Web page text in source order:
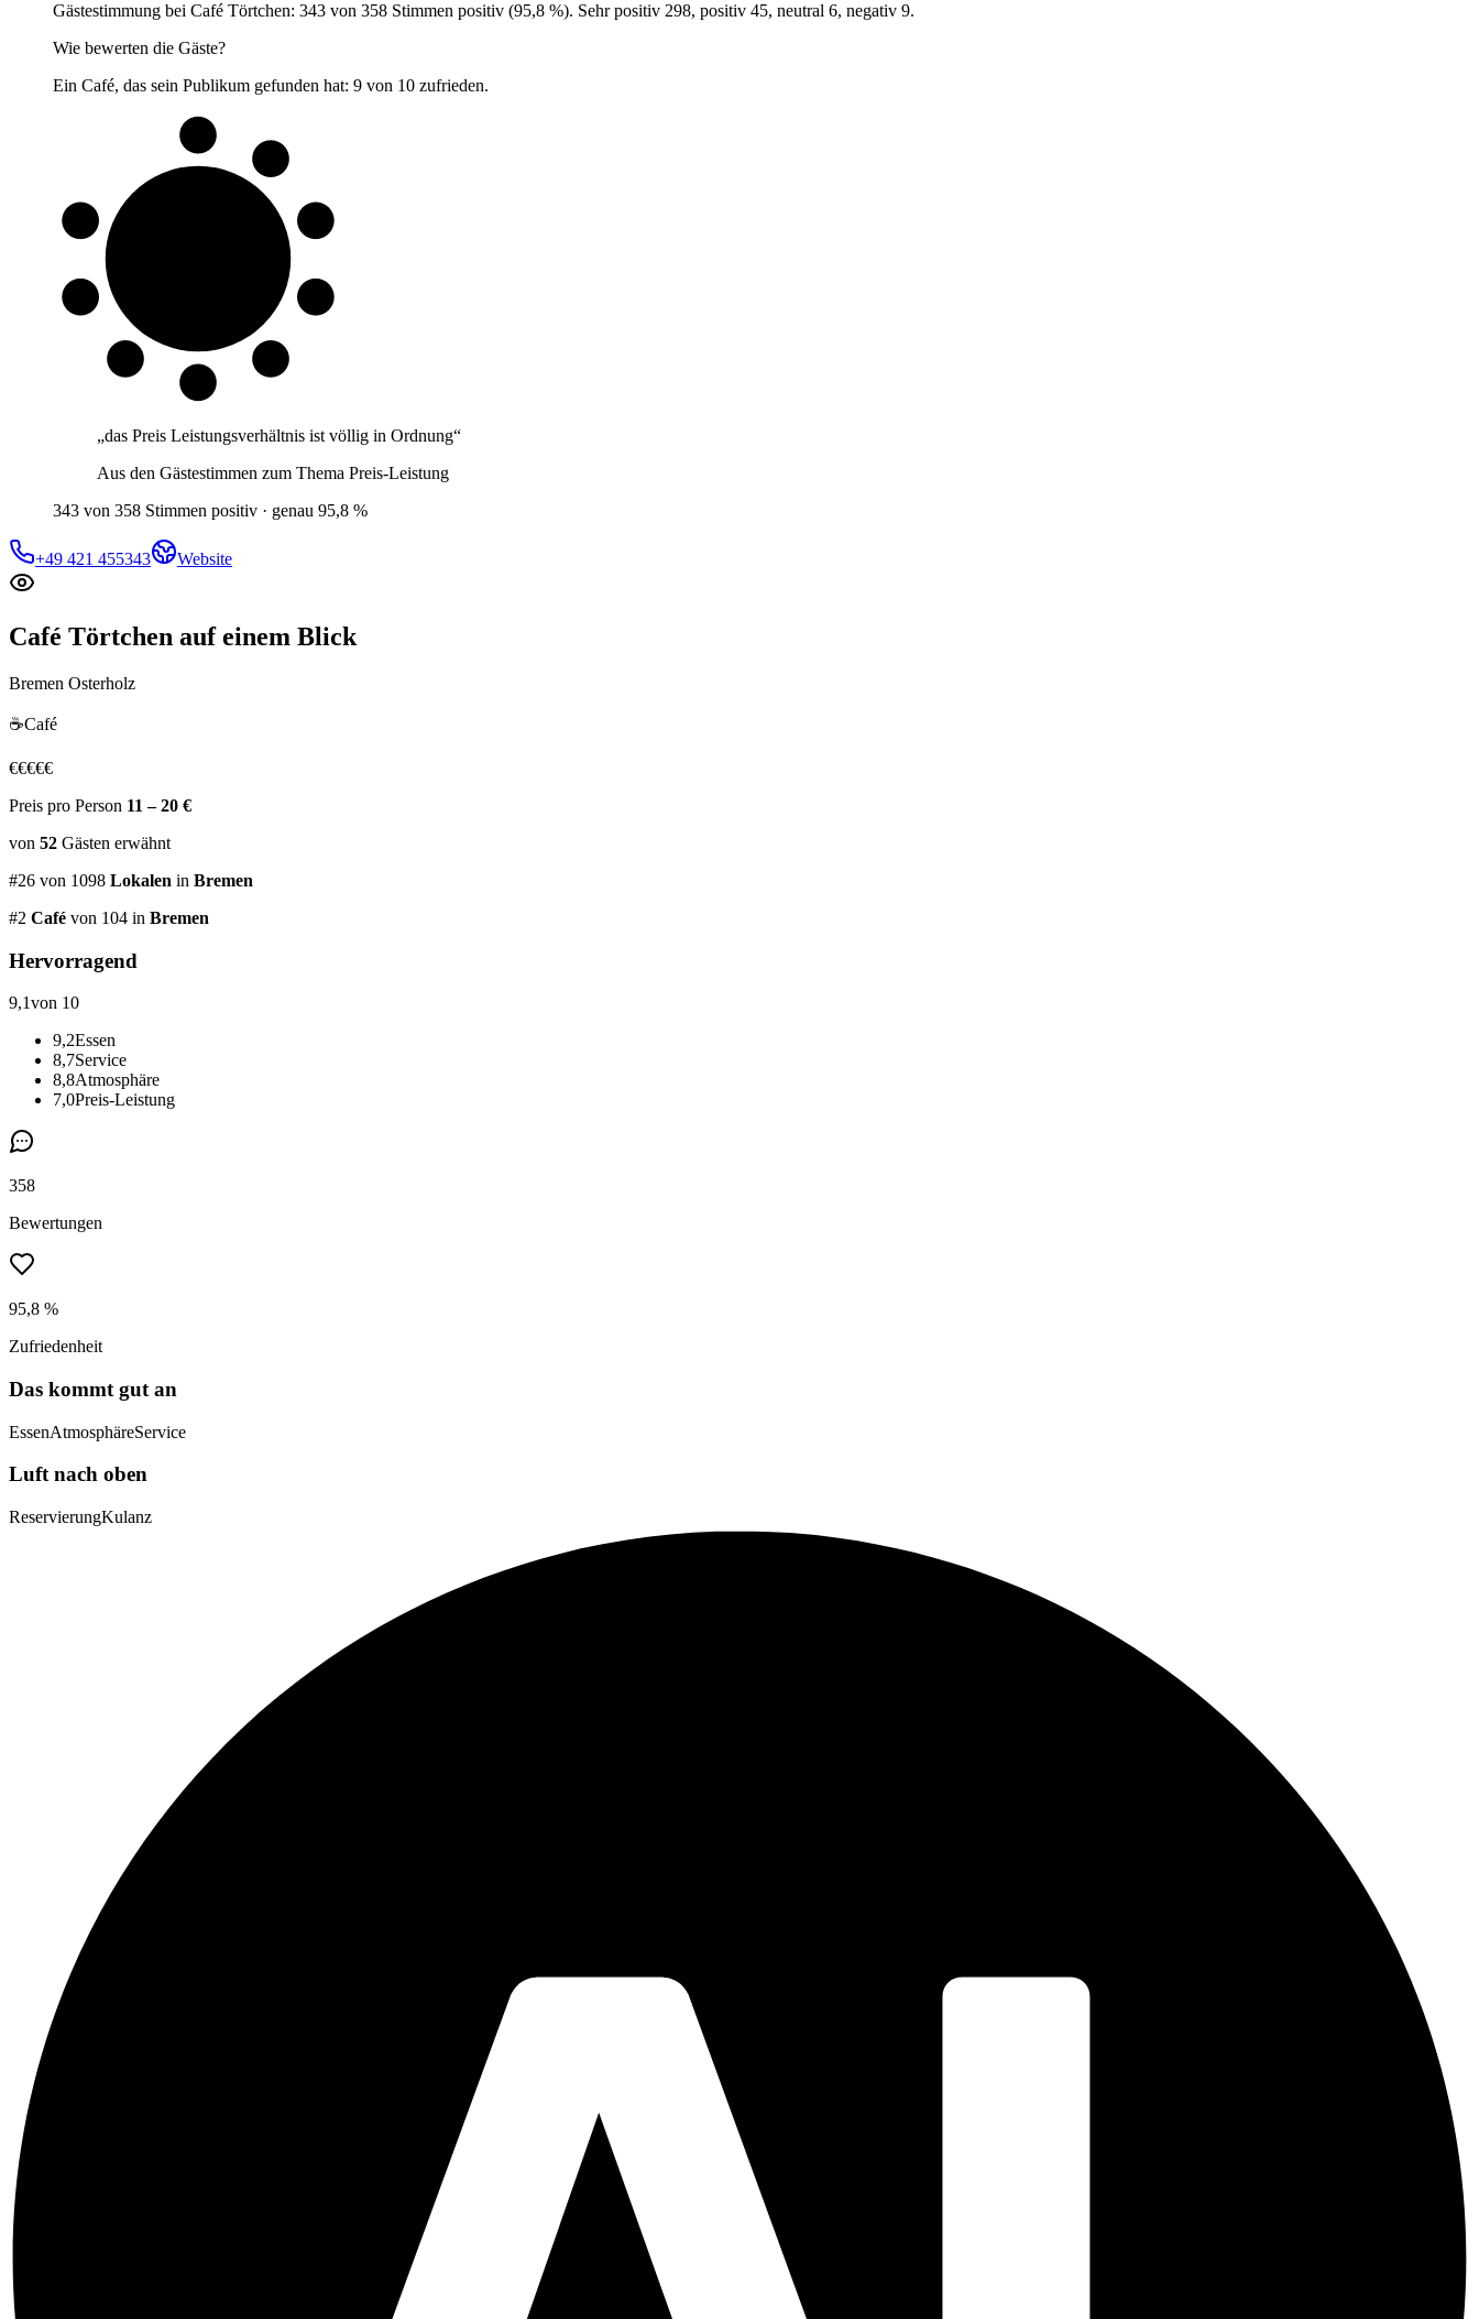
Gästestimmung bei Café Törtchen: 343 von 358 Stimmen positiv (95,8 %). Sehr positiv 298, positiv 45, neutral 6, negativ 9.
Wie bewerten die Gäste?
Ein Café, das sein Publikum gefunden hat: 9 von 10 zufrieden.
„das Preis Leistungsverhältnis ist völlig in Ordnung“
Aus den Gästestimmen zum Thema Preis-Leistung
343 von 358 Stimmen positiv · genau 95,8 %
+49 421 455343 Website
Café Törtchen auf einem Blick
Bremen Osterholz
☕Café
€€€€€
Preis pro Person 11 – 20 €
von 52 Gästen erwähnt
#26 von 1098 Lokalen in Bremen
#2 Café von 104 in Bremen
Hervorragend
9,1von 10
9,2Essen
8,7Service
8,8Atmosphäre
7,0Preis-Leistung
358
Bewertungen
95,8 %
Zufriedenheit
Das kommt gut an
EssenAtmosphäreService
Luft nach oben
ReservierungKulanz